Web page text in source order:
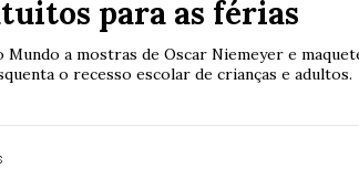
para as férias
a mostras de Oscar Niemeyer e
o recesso escolar de crianças e adultos.